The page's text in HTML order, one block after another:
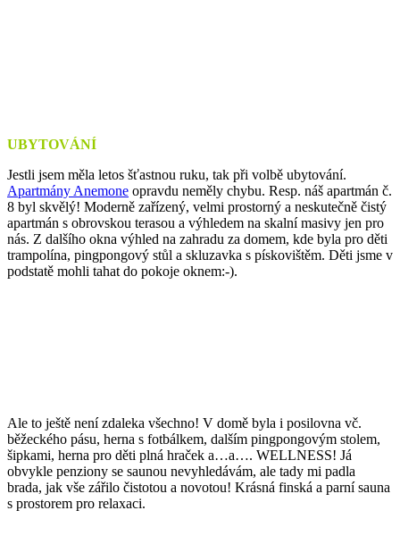
UBYTOVÁNÍ
Jestli jsem měla letos šťastnou ruku, tak při volbě ubytování.
Apartmány Anemone opravdu neměly chybu. Resp. náš apartmán č.
8 byl skvělý! Moderně zařízený, velmi prostorný a neskutečně čistý
apartmán s obrovskou terasou a výhledem na skalní masivy jen pro
nás. Z dalšího okna výhled na zahradu za domem, kde byla pro děti
trampolína, pingpongový stůl a skluzavka s pískovištěm. Děti jsme v
podstatě mohli tahat do pokoje oknem:-).
Ale to ještě není zdaleka všechno! V domě byla i posilovna vč.
běžeckého pásu, herna s fotbálkem, dalším pingpongovým stolem,
šipkami, herna pro děti plná hraček a…a…. WELLNESS! Já
obvykle penziony se saunou nevyhledávám, ale tady mi padla
brada, jak vše zářilo čistotou a novotou! Krásná finská a parní sauna
s prostorem pro relaxaci.